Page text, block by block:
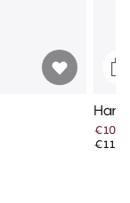
€10.75
€11.95